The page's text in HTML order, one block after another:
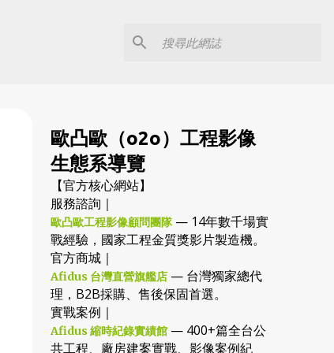
歐凸歐（o2o）工程影像
生態系導覽
【官方核心網站】
服務諮詢｜
歐凸歐工程影像顧問團隊— 14年數千場實
戰經驗，國家工程金質獎影片製造機。
官方商城｜
Afidus 台灣直營旗艦店— 台灣獨家總代
理，B2B採購、售後保固首選。
實戰案例｜
Afidus 縮時紀錄實績館— 400+篇全台公
共工程、廠房建案實戰、影像案例紀